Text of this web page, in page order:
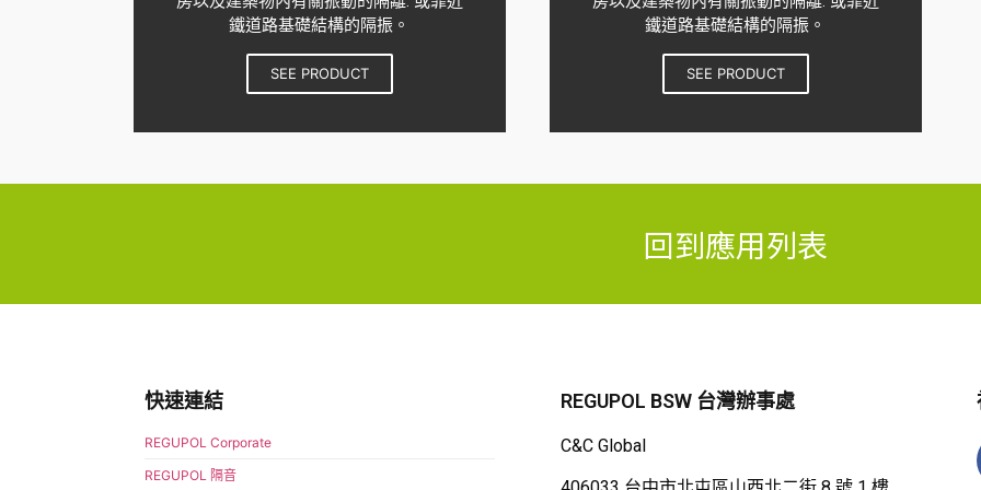
鐵道路基礎結構的隔振。
SEE PRODUCT
鐵道路基礎結構的隔振。
SEE PRODUCT
回到應用列表
快速連結
REGUPOL Corporate
REGUPOL 隔音
REGUPOL BSW 台灣辦事處
C&C Global